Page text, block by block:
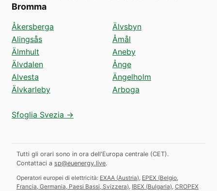
Bromma
Åkersberga
Alingsås
Älmhult
Älvdalen
Alvesta
Älvkarleby
Älvsbyn
Åmål
Aneby
Ånge
Ängelholm
Arboga
Sfoglia Svezia →
Tutti gli orari sono in ora dell'Europa centrale (CET).
Contattaci a sp@euenergy.live.
Operatori europei di elettricità: EXAA (Austria) EPEX (Belgio,
Francia, Germania, Paesi Bassi, Svizzera) IBEX (Bulgaria) CROPEX